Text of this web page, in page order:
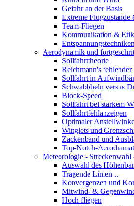
Gefahr an der Basis
Extreme
Team-Fliegen
Kommunikation &
Entspannungstechniken
Aerodynamik und
Sollfahrttheorie
Reichmann's fehlender
Sollfahrt in
Schwabbbeln versus
Block-Speed
Sollfahrt bei starkem
Sollfahrtfehlanzeigen
Optimaler
Winglets und
Zackenband und
Top-Notch-
Meteorologie - Streckenwahl
Auswahl des
Tragende Linien ...
Konvergenzen und
Mitwind- &
Hoch fliegen